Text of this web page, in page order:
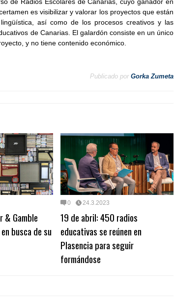
es visibilizar y valorar los proyectos que están
así como de los procesos creativos y las
de Canarias. El galardón consiste en un único
y no tiene contenido económico.
Publicado por Gorka Zumeta
& Gamble
busca de su
0 24.3.2023
19 de abril: 450 radios
educativas se reúnen en
Plasencia para seguir
formándose